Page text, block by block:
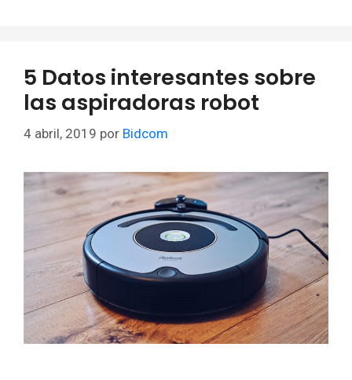
5 Datos interesantes sobre
las aspiradoras robot
4 abril, 2019 por Bidcom